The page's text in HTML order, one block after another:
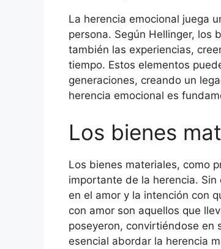
La herencia emocional juega
persona. Según Hellinger, los
también las experiencias,
tiempo. Estos elementos
generaciones, creando un
herencia emocional es
Los bienes
Los bienes materiales, como
importante de la herencia.
en el amor y la intención con
con amor son aquellos que
poseyeron, convirtiéndose en
esencial abordar la herencia